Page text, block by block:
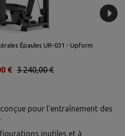
Épaules UR-031 - Upform
3 240,00 €
€
pour l'entraînement des
inutiles et à